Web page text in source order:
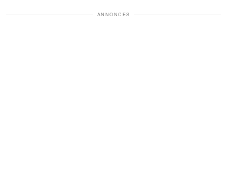
ANNONCES